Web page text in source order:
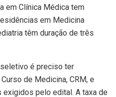
em Clínica Médica tem
em Medicina
têm duração de três
é preciso ter
de Medicina, CRM, e
pelo edital. A taxa de